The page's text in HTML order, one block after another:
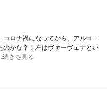
コロナ禍になってから、アルコー
のかな？！左はヴァーヴェナとい
続きを見る